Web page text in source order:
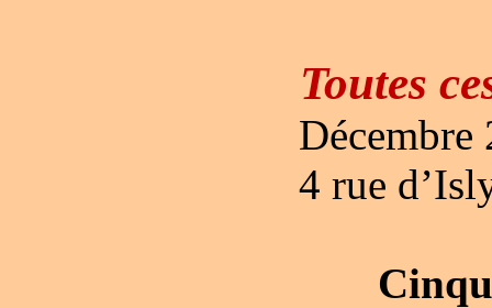
Toutes
4 rue